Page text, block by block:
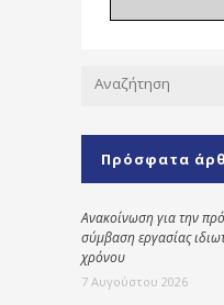
Πρόσφατα
Ανακοίνωση για την
σύμβαση εργασίας
χρόνου
7 Αυγούστου 2026